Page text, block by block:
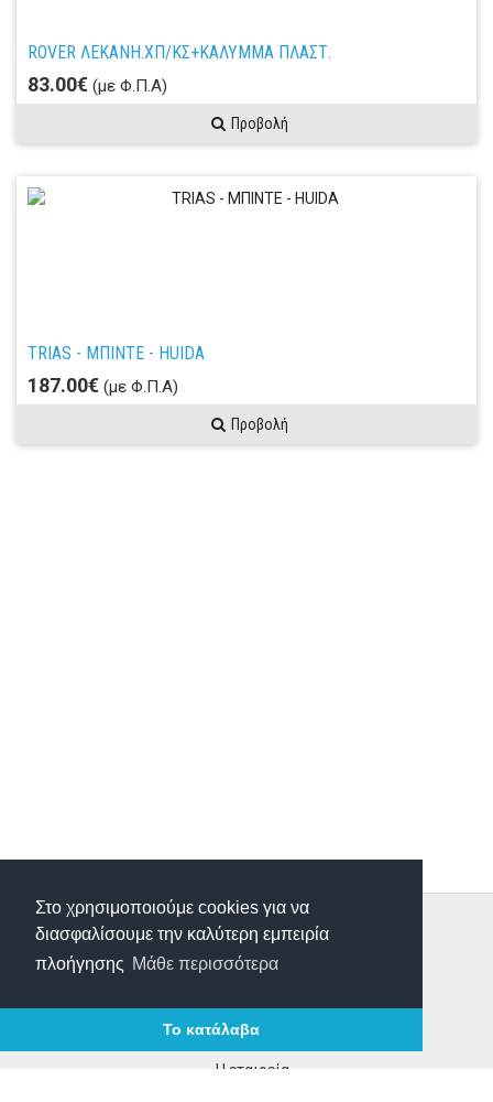
Στο χρησιμοποιούμε cookies για να
διασφαλίσουμε την καλύτερη εμπειρία
πλοήγησης Μάθε περισσότερα
Το κατάλαβα
ROVER ΛΕΚΑΝΗ.ΧΠ/ΚΣ+ΚΑΛΥΜΜΑ ΠΛΑΣΤ.
83.00€ (με Φ.Π.Α)
Προβολή
TRIAS - ΜΠΙΝΤΕ - HUIDA
187.00€ (με Φ.Π.Α)
Προβολή
Τρόποι Παραγγελίας
Τρόποι Πληρωμής
Τρόποι Αποστολής
Επικοινωνία
Η εταιρεία